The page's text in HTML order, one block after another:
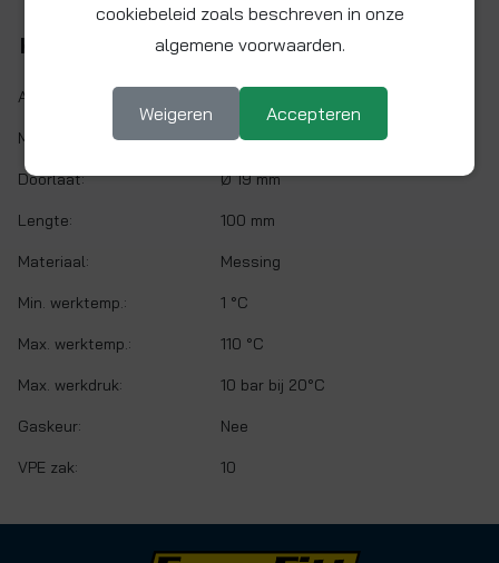
Kenmerken
Artikelnr.: PN34100
Maat: 3/4" BSP
Doorlaat: Ø 19 mm
Lengte: 100 mm
Materiaal: Messing
Min. werktemp.: 1 °C
Max. werktemp.: 110 °C
Max. werkdruk: 10 bar bij 20°C
Gaskeur: Nee
VPE zak: 10
cookiebeleid zoals beschreven in onze
algemene voorwaarden.
Weigeren Accepteren